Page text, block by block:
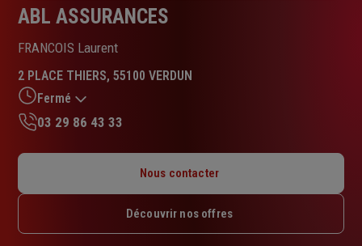
ABL ASSURANCES
FRANCOIS Laurent
2 PLACE THIERS, 55100 VERDUN
Fermé
Mardi : 09h – 12h / 14h – 18h
Jeudi : 09h – 12h / 14h – 18h
03 29 86 43 33
Nous contacter
Découvrir nos offres